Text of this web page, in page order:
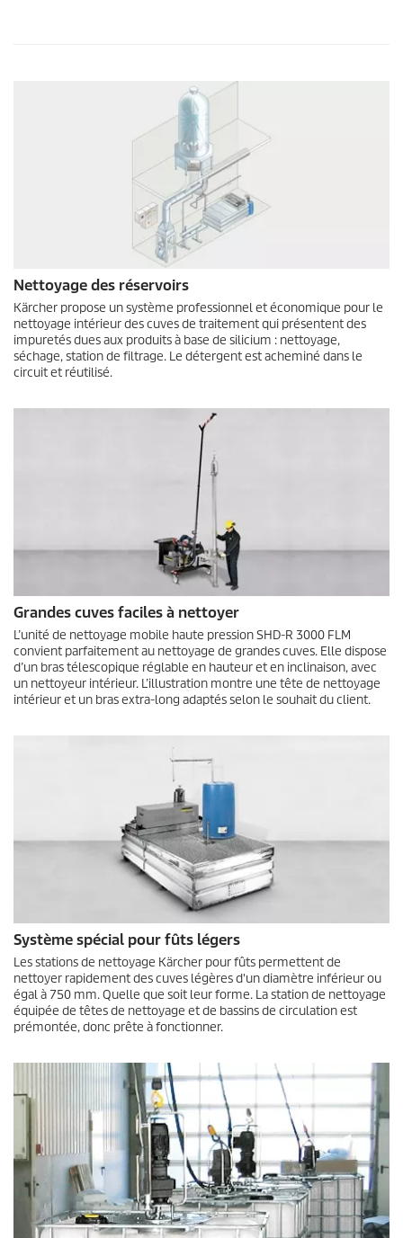
Nettoyage des réservoirs
Kärcher propose un système professionnel et économique pour le
nettoyage intérieur des cuves de traitement qui présentent des
impuretés dues aux produits à base de silicium : nettoyage,
séchage, station de filtrage. Le détergent est acheminé dans le
circuit et réutilisé.
Grandes cuves faciles à nettoyer
L’unité de nettoyage mobile haute pression SHD-R 3000 FLM
convient parfaitement au nettoyage de grandes cuves. Elle dispose
d’un bras télescopique réglable en hauteur et en inclinaison, avec
un nettoyeur intérieur. L’illustration montre une tête de nettoyage
intérieur et un bras extra-long adaptés selon le souhait du client.
Système spécial pour fûts légers
Les stations de nettoyage Kärcher pour fûts permettent de
nettoyer rapidement des cuves légères d'un diamètre inférieur ou
égal à 750 mm. Quelle que soit leur forme. La station de nettoyage
équipée de têtes de nettoyage et de bassins de circulation est
prémontée, donc prête à fonctionner.